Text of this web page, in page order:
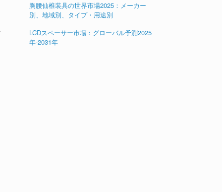
胸腰仙椎装具の世界市場2025：メーカー
別、地域別、タイプ・用途別
LCDスペーサー市場：グローバル予測2025
年-2031年